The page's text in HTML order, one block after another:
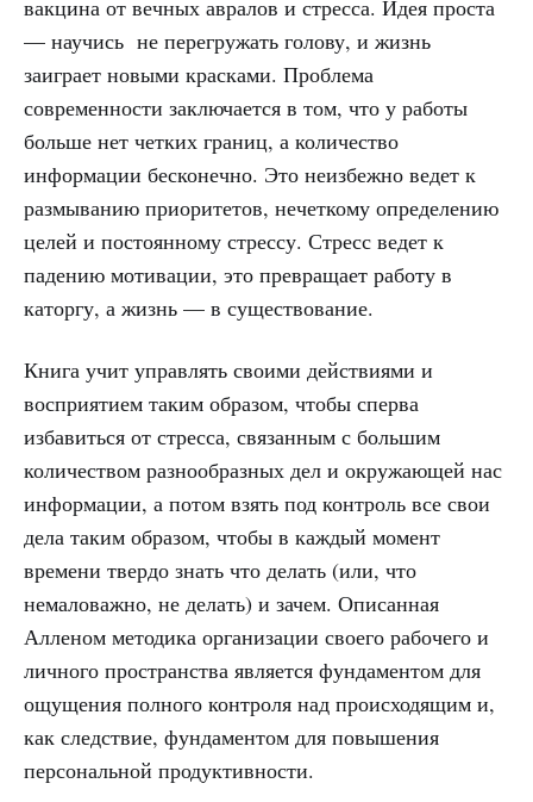
вакцина от вечных авралов и стресса. Идея проста
— научись не перегружать голову, и жизнь
заиграет новыми красками. Проблема
современности заключается в том, что у работы
больше нет четких границ, а количество
информации бесконечно. Это неизбежно ведет к
размыванию приоритетов, нечеткому определению
целей и постоянному стрессу. Стресс ведет к
падению мотивации, это превращает работу в
каторгу, а жизнь — в существование.
Книга учит управлять своими действиями и
восприятием таким образом, чтобы сперва
избавиться от стресса, связанным с большим
количеством разнообразных дел и окружающей нас
информации, а потом взять под контроль все свои
дела таким образом, чтобы в каждый момент
времени твердо знать что делать (или, что
немаловажно, не делать) и зачем. Описанная
Алленом методика организации своего рабочего и
личного пространства является фундаментом для
ощущения полного контроля над происходящим и,
как следствие, фундаментом для повышения
персональной продуктивности.